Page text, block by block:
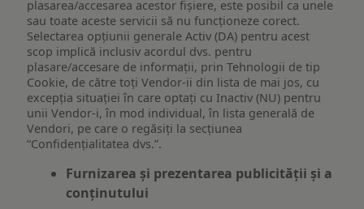
plasarea/accesarea acestor fișiere, este posibil ca unele
sau toate aceste servicii să nu funcționeze corect.
Selectarea opțiunii generale Activ (DA) pentru acest
scop implică inclusiv acordul dvs. pentru
plasare/accesare de informații, prin Tehnologii de tip
Cookie, de către toți Vendor-ii din lista de mai jos, cu
excepția situației în care optați cu Inactiv (NU) pentru
unii Vendor-i, în mod individual, în lista generală de
Vendori, pe care o regăsiți la secțiunea
“Confidențialitatea dvs.”.
Furnizarea și prezentarea publicității și a
conținutului